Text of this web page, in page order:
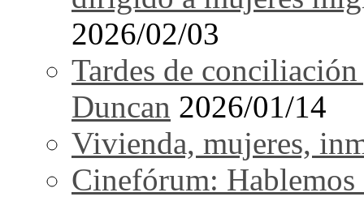
2026/02/03
Tardes de
Duncan 2026/01/14
Vivienda, mujeres,
Cinefórum: